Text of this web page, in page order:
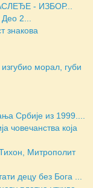
- ИЗБОР...
2...
знакова
морал, губи
Србије из 1999....
човечанства која
Митрополит
децу без Бога ...